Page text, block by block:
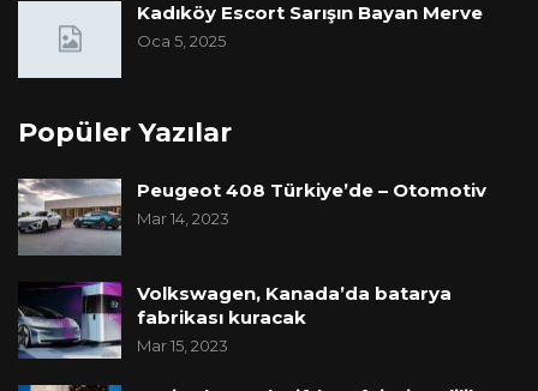
Kadıköy Escort Sarışın Bayan Merve
Oca 5, 2025
Popüler Yazılar
Peugeot 408 Türkiye’de – Otomotiv
Mar 14, 2023
Volkswagen, Kanada’da batarya
fabrikası kuracak
Mar 15, 2023